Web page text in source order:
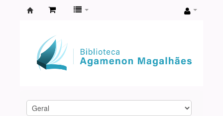
Agamenon
Magalhães